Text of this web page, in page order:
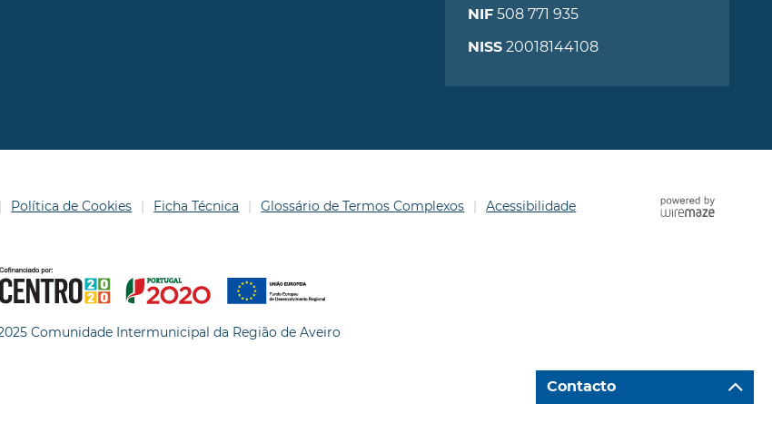
NIF508 771 935
NISS20018144108
Política de Cookies Ficha Técnica Glossário de Termos Complexos Acessibilidade
Comunidade Intermunicipal da Região de Aveiro
Contacto